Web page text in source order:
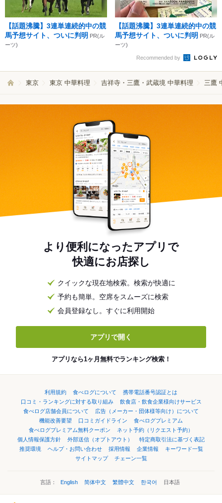
【話題沸騰】3連単連続的中の競
馬予想サイト、ついに判明 PR(ル
ーツ)
【話題沸騰】3連単連続的中の競
馬予想サイト、ついに判明 PR(ル
ーツ)
Recommended by
東京 東京 中華料理 吉祥寺・三鷹・武蔵境 中華料理 三鷹
より便利になったアプリで
快適にお店探し
クイックな現在地検索。検索が快適に
予約も簡単。空席をスムーズに検索
会員登録なし。すぐに利用開始
アプリで開く
アプリなら1ヶ月無料でランキング検索！
利用規約 食べログについて
携帯電話番号認証とは
口コミ・ランキングに対する取り組み
飲食店・飲食企業様向けサービス
食べログ店舗会員について
広告（メーカー・団体様等向け）について
機能改善要望
口コミガイドライン
食べログプレミアム
食べログプレミアム無料クーポン
ネット予約（リクエスト予約）
個人情報保護方針
外部送信（オプトアウト）
特定商取引法に基づく表記
推奨環境
ヘルプ・お問い合わせ 採用情報 企業情報
キーワード一覧
サイトマップ
チェーン一覧
言語： English 简体中文 繁體中文 한국어 日本語